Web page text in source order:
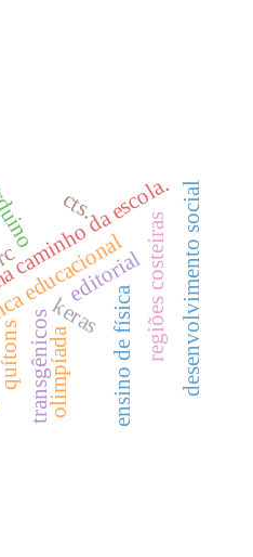
editorial
olimpíada
da escola.
quítons regiões costeiras
keras desenvolvimento social
transgênicos
cts.
ensino de física